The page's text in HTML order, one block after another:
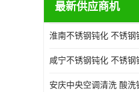
最新供应商机